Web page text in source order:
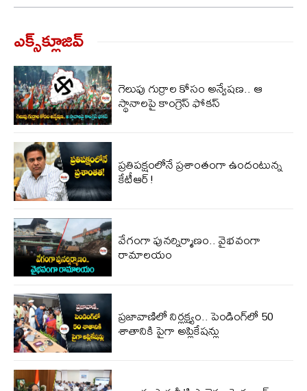
ఎక్స్‌క్లూజివ్‌
గెలుపు గుర్రాల కోసం అన్వేషణ.. ఆ
స్థానాలపై కాంగ్రెస్ ఫోకస్
ప్ర‌తిప‌క్షంలోనే ప్ర‌శాంతంగా ఉందంటున్న
కేటీఆర్!
వేగంగా పునర్నిర్మాణం.. వైభవంగా
రామాలయం
ప్రజావాణిలో నిర్లక్ష్యం.. పెండింగ్‌లో 50
శాతానికి పైగా అప్లికేషన్లు